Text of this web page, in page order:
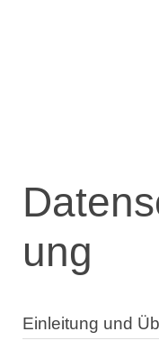
ung
Einleitung und